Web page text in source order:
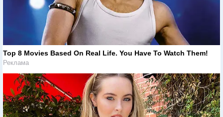
Top 8 Movies Based On Real Life. You Have To Watch Them!
Реклама